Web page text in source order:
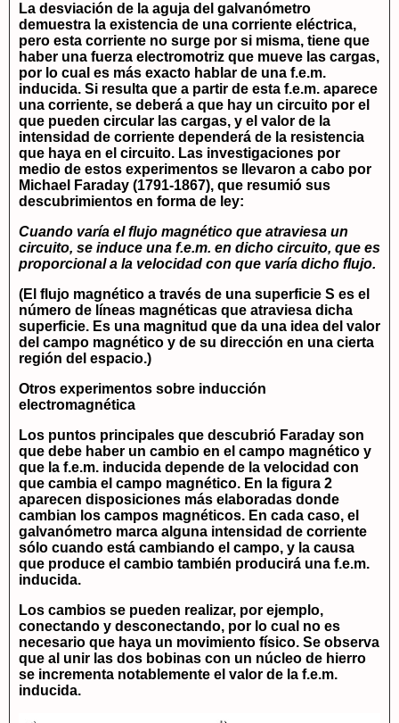
La desviación de la aguja del galvanómetro
demuestra la existencia de una corriente eléctrica,
pero esta corriente no surge por si misma, tiene que
haber una fuerza electromotriz que mueve las cargas,
por lo cual es más exacto hablar de una f.e.m.
inducida. Si resulta que a partir de esta f.e.m. aparece
una corriente, se deberá a que hay un circuito por el
que pueden circular las cargas, y el valor de la
intensidad de corriente dependerá de la resistencia
que haya en el circuito. Las investigaciones por
medio de estos experimentos se llevaron a cabo por
Michael Faraday (1791-1867), que resumió sus
descubrimientos en forma de ley:
Cuando varía el flujo magnético que atraviesa un
circuito, se induce una f.e.m. en dicho circuito, que es
proporcional a la velocidad con que varía dicho flujo.
(El flujo magnético a través de una superficie S es el
número de líneas magnéticas que atraviesa dicha
superficie. Es una magnitud que da una idea del valor
del campo magnético y de su dirección en una cierta
región del espacio.)
Otros experimentos sobre inducción
electromagnética
Los puntos principales que descubrió Faraday son
que debe haber un cambio en el campo magnético y
que la f.e.m. inducida depende de la velocidad con
que cambia el campo magnético. En la figura 2
aparecen disposiciones más elaboradas donde
cambian los campos magnéticos. En cada caso, el
galvanómetro marca alguna intensidad de corriente
sólo cuando está cambiando el campo, y la causa
que produce el cambio también producirá una f.e.m.
inducida.
Los cambios se pueden realizar, por ejemplo,
conectando y desconectando, por lo cual no es
necesario que haya un movimiento físico. Se observa
que al unir las dos bobinas con un núcleo de hierro
se incrementa notablemente el valor de la f.e.m.
inducida.